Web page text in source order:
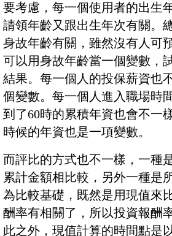
要考慮，每一個使用者的出生
請領年齡又跟出生年次有關。
身故年齡有關，雖然沒有人可
可以用身故年齡當一個變數，
結果。每一個人的投保薪資也
個變數。每一個人進入職場時
到了60時的累積年資也會不一
時候的年資也是一項變數。
而評比的方式也不一樣，一種
累計金額相比較，另外一種是
為比較基礎，既然是用現值來
酬率有相關了，所以投資報酬
此之外，現值計算的時間點是